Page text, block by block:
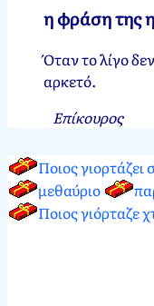
η φράση της
Όταν το λίγο
αρκετό.
Επίκουρος
Ποιος γιορτάζει
μεθαύριο
Ποιος γιόρταζε